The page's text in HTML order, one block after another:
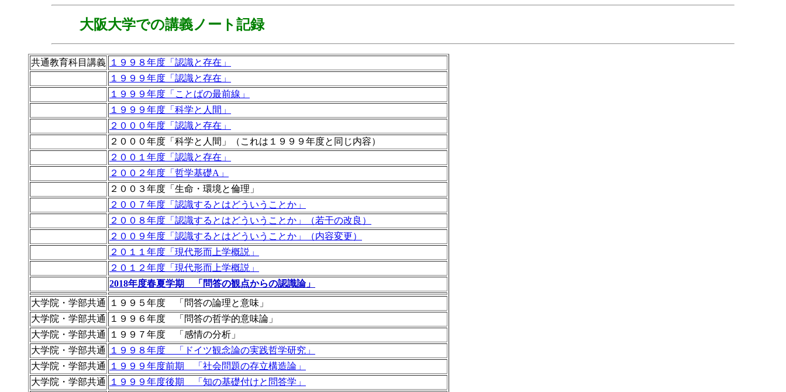
大阪大学での講義ノート記録
共通教育科目講義 １９９８年度「認識と存在」
１９９９年度「認識と存在」
１９９９年度「ことばの最前線」
１９９９年度「科学と人間」
２０００年度「認識と存在」
２０００年度「科学と人間」（これは１９９９年度と同じ内容）
２００１年度「認識と存在」
２００２年度「哲学基礎A」
２００３年度「生命・環境と倫理」
２００７年度「認識するとはどういうことか」
２００８年度「認識するとはどういうことか」（若干の改良）
２００９年度「認識するとはどういうことか」（内容変更）
２０１１年度「現代形而上学概説」
２０１２年度「現代形而上学概説」
2018年度春夏学期 「問答の観点からの認識論」
大学院・学部共通
１９９５年度 「問答の論理と意味」
大学院・学部共通
１９９６年度 「問答の哲学的意味論」
大学院・学部共通
１９９７年度 「感情の分析」
大学院・学部共通
１９９８年度 「ドイツ観念論の実践哲学研究」
大学院・学部共通
１９９９年度前期 「社会問題の存立構造論」
大学院・学部共通
１９９９年度後期 「知の基礎付けと問答学」